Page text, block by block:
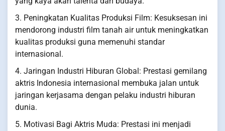
3. Peningkatan Kualitas Produksi Film: Kesuksesan ini
mendorong industri film tanah air untuk meningkatkan
kualitas produksi guna memenuhi standar
internasional.
4. Jaringan Industri Hiburan Global: Prestasi gemilang
aktris Indonesia internasional membuka jalan untuk
jaringan kerjasama dengan pelaku industri hiburan
dunia.
5. Motivasi Bagi Aktris Muda: Prestasi ini menjadi